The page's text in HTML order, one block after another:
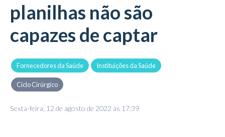
planilhas não são
capazes de captar
Fornecedores da Saúde Instituições da Saúde
Ciclo Cirúrgico
Sexta-feira, 12 de agosto de 2022 às 17:39